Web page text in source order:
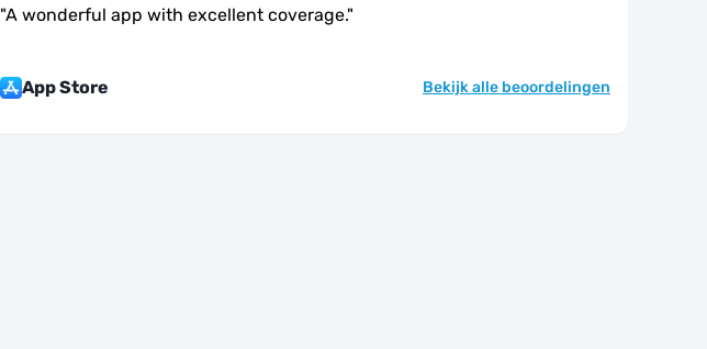
"A wonderful app with excellent coverage."
App Store Bekijk alle beoordelingen